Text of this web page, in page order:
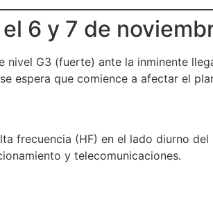
6 y 7 de
G3 (fuerte) ante la inminente
espera que comience a afectar el
frecuencia (HF) en el lado diurno
y telecomunicaciones.